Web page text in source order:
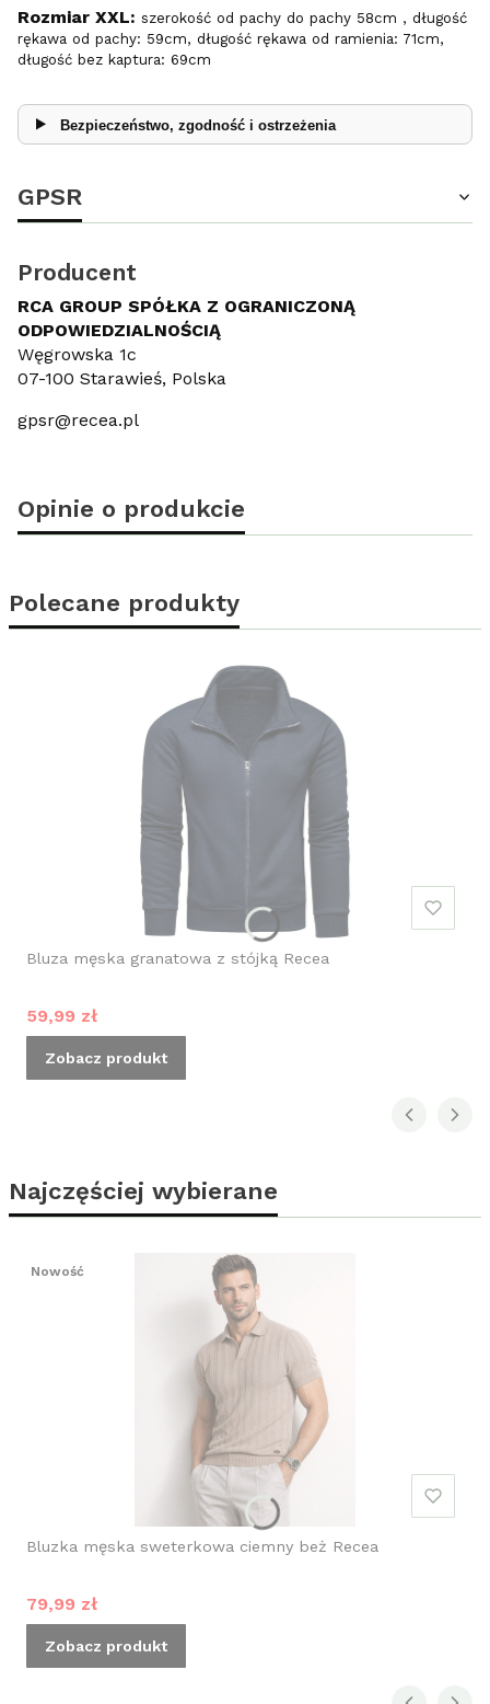
Rozmiar XXL: szerokość od pachy do pachy 58cm , długość
rękawa od pachy: 59cm, długość rękawa od ramienia: 71cm,
długość bez kaptura: 69cm
Bezpieczeństwo, zgodność i ostrzeżenia
GPSR
Producent
RCA GROUP SPÓŁKA Z OGRANICZONĄ
ODPOWIEDZIALNOŚCIĄ
Węgrowska 1c
07-100 Starawieś, Polska
gpsr@recea.pl
Opinie o produkcie
Polecane produkty
Bluza męska granatowa z stójką Recea
Cena promocyjna
59,99 zł
Zobacz produkt
Najczęściej wybierane
Nowość
Bluzka męska sweterkowa ciemny beż Recea
Cena promocyjna
79,99 zł
Zobacz produkt